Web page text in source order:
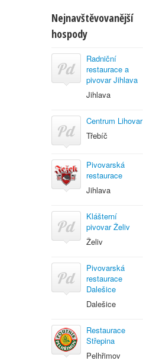
Nejnavštěvovanější
hospody
Radniční
restaurace a
pivovar Jihlava
Jihlava
Centrum Lihovar
Třebíč
Pivovarská
restaurace
Jihlava
Klášterní
pivovar Želiv
Želiv
Pivovarská
restaurace
Dalešice
Dalešice
Restaurace
Střepina
Pelhřimov